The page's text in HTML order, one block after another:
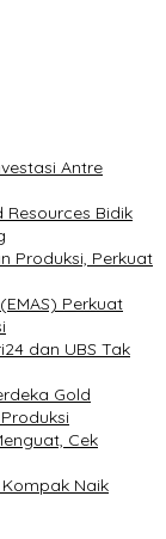
Antre
Resources Bidik
Produksi, Perkuat
Perkuat
dan UBS Tak
Gold
Cek
Naik